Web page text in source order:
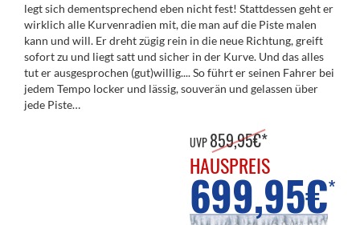
legt sich dementsprechend eben nicht fest! Stattdessen geht er
wirklich alle Kurven­radien mit, die man auf die Piste malen
kann und will. Er dreht zügig rein in die neue Richtung, greift
sofort zu und liegt satt und sicher in der Kurve. Und das alles
tut er ausgesprochen (gut)willig.... So führt er seinen Fahrer bei
jedem Tempo locker und lässig, souverän und gelassen über
jede Piste…
UVP859,95€*
HAUSPREIS
699,95€*